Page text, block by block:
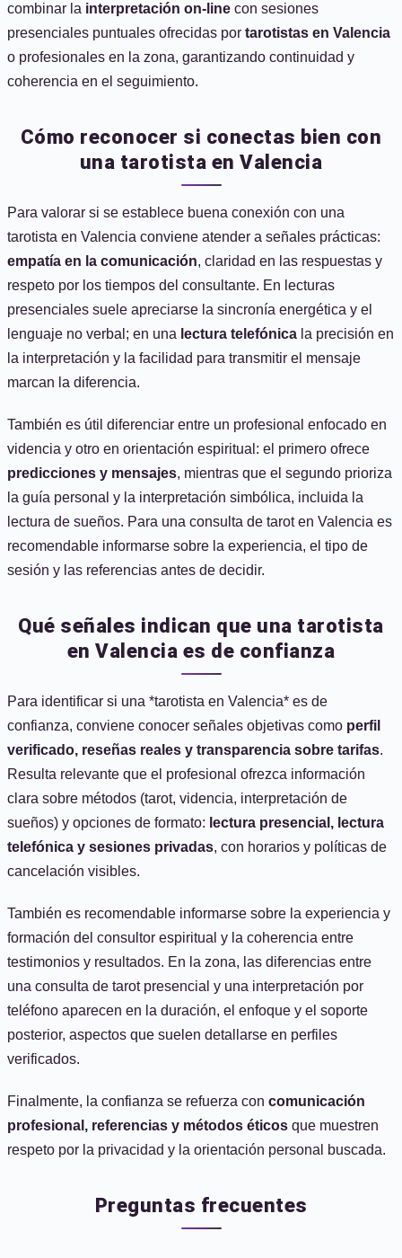
combinar la interpretación on-line con sesiones
presenciales puntuales ofrecidas por tarotistas en Valencia
o profesionales en la zona, garantizando continuidad y
coherencia en el seguimiento.
Cómo reconocer si conectas bien con
una tarotista en Valencia
Para valorar si se establece buena conexión con una
tarotista en Valencia conviene atender a señales prácticas:
empatía en la comunicación, claridad en las respuestas y
respeto por los tiempos del consultante. En lecturas
presenciales suele apreciarse la sincronía energética y el
lenguaje no verbal; en una lectura telefónica la precisión en
la interpretación y la facilidad para transmitir el mensaje
marcan la diferencia.
También es útil diferenciar entre un profesional enfocado en
videncia y otro en orientación espiritual: el primero ofrece
predicciones y mensajes, mientras que el segundo prioriza
la guía personal y la interpretación simbólica, incluida la
lectura de sueños. Para una consulta de tarot en Valencia es
recomendable informarse sobre la experiencia, el tipo de
sesión y las referencias antes de decidir.
Qué señales indican que una tarotista
en Valencia es de confianza
Para identificar si una *tarotista en Valencia* es de
confianza, conviene conocer señales objetivas como perfil
verificado, reseñas reales y transparencia sobre tarifas.
Resulta relevante que el profesional ofrezca información
clara sobre métodos (tarot, videncia, interpretación de
sueños) y opciones de formato: lectura presencial, lectura
telefónica y sesiones privadas, con horarios y políticas de
cancelación visibles.
También es recomendable informarse sobre la experiencia y
formación del consultor espiritual y la coherencia entre
testimonios y resultados. En la zona, las diferencias entre
una consulta de tarot presencial y una interpretación por
teléfono aparecen en la duración, el enfoque y el soporte
posterior, aspectos que suelen detallarse en perfiles
verificados.
Finalmente, la confianza se refuerza con comunicación
profesional, referencias y métodos éticos que muestren
respeto por la privacidad y la orientación personal buscada.
Preguntas frecuentes